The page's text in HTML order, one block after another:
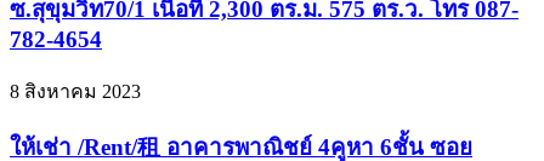
ซ.สุขุมวิท70/1 เนื้อที่ 2,300 ตร.ม. 575 ตร.ว. โทร 087-
782-4654
8 สิงหาคม 2023
ให้เช่า /Rent/租 อาคารพาณิชย์ 4คูหา 6ชั้น ซอย